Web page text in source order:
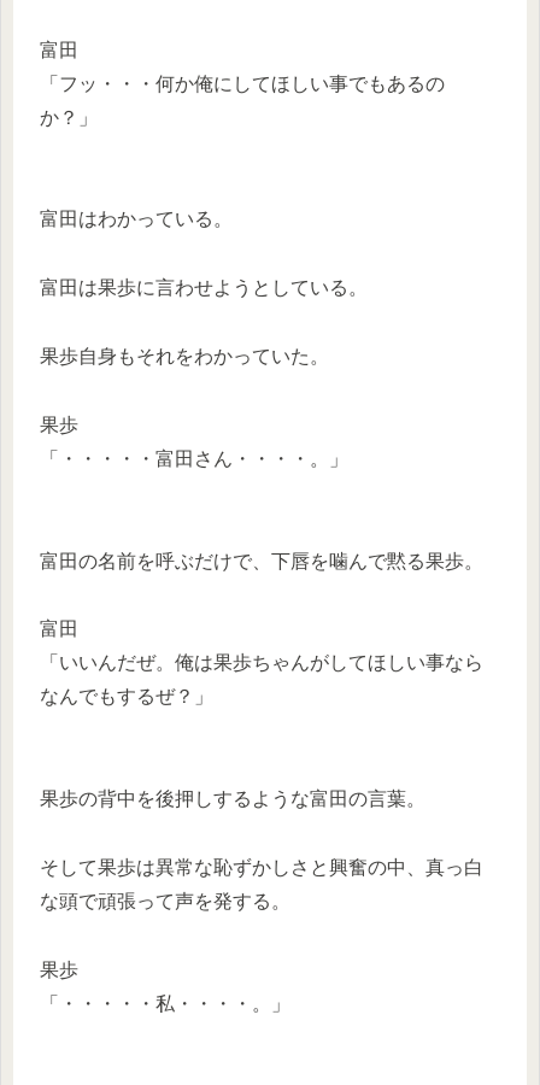
富田
「フッ・・・何か俺にしてほしい事でもあるの
か？」
富田はわかっている。
富田は果歩に言わせようとしている。
果歩自身もそれをわかっていた。
果歩
「・・・・・富田さん・・・・。」
富田の名前を呼ぶだけで、下唇を噛んで黙る果歩。
富田
「いいんだぜ。俺は果歩ちゃんがしてほしい事なら
なんでもするぜ？」
果歩の背中を後押しするような富田の言葉。
そして果歩は異常な恥ずかしさと興奮の中、真っ白
な頭で頑張って声を発する。
果歩
「・・・・・私・・・・。」